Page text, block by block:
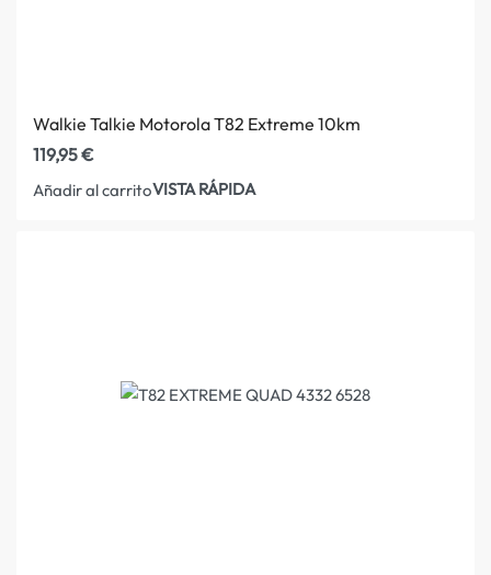
Walkie Talkie Motorola T82 Extreme 10km
119,95€
Añadir al carritoVISTA RÁPIDA